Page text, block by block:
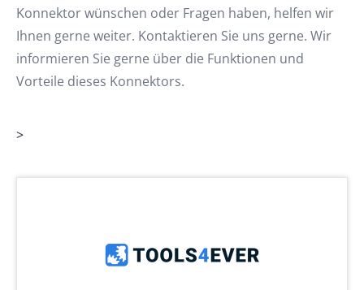
Konnektor wünschen oder Fragen haben, helfen wir
Ihnen gerne weiter. Kontaktieren Sie uns gerne. Wir
informieren Sie gerne über die Funktionen und
Vorteile dieses Konnektors.
>